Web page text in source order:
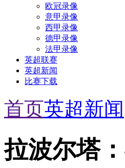
欧冠录像
意甲录像
西甲录像
德甲录像
法甲录像
英超联赛
英超新闻
比赛下载
首页英超新闻
拉波尔塔